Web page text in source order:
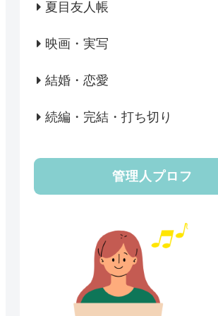
夏目友人帳
映画・実写
結婚・恋愛
続編・完結・打ち切り
管理人プロフ